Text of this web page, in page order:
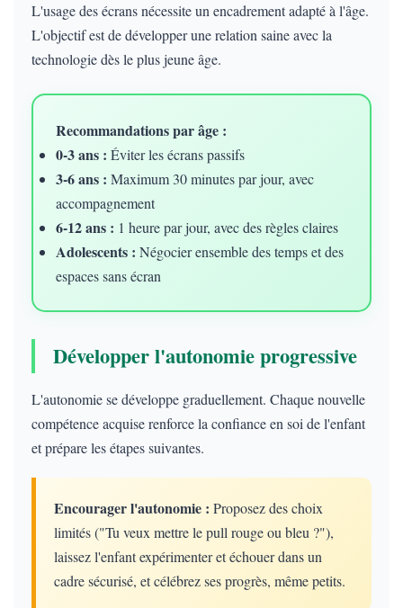
L'usage des écrans nécessite un encadrement adapté à l'âge.
L'objectif est de développer une relation saine avec la
technologie dès le plus jeune âge.
Recommandations par âge :
0-3 ans : Éviter les écrans passifs
3-6 ans : Maximum 30 minutes par jour, avec
accompagnement
6-12 ans : 1 heure par jour, avec des règles claires
Adolescents : Négocier ensemble des temps et des
espaces sans écran
Développer l'autonomie progressive
L'autonomie se développe graduellement. Chaque nouvelle
compétence acquise renforce la confiance en soi de l'enfant
et prépare les étapes suivantes.
Encourager l'autonomie : Proposez des choix
limités ("Tu veux mettre le pull rouge ou bleu ?"),
laissez l'enfant expérimenter et échouer dans un
cadre sécurisé, et célébrez ses progrès, même petits.